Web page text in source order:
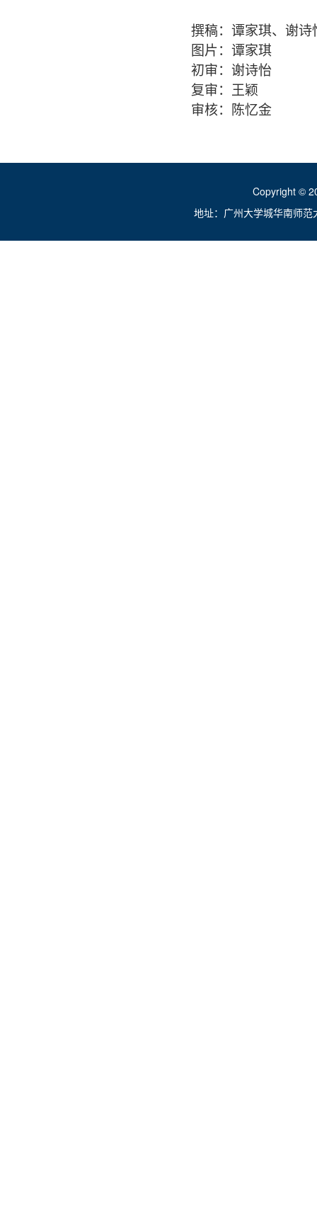
撰稿：谭家琪、谢诗
图片：谭家琪
初审：谢诗怡
复审：王颖
审核：陈忆金
Copyright ©
地址：广州大学城华南